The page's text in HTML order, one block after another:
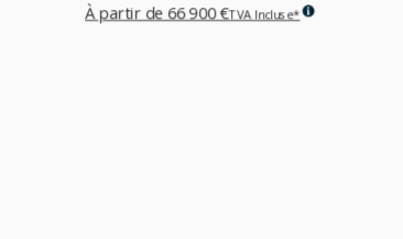
À partir de 66 900 €TVA Incluse*